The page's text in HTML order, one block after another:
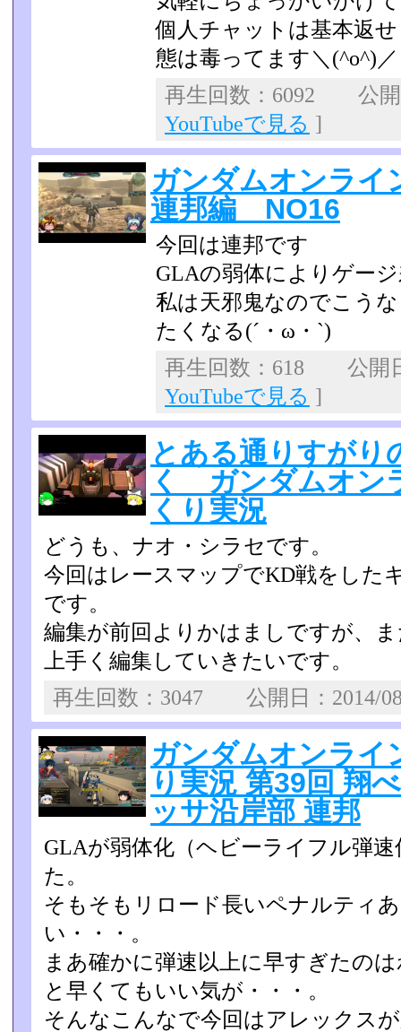
個人チャットは基本返
態は毒ってます＼(^o^)­／
再生回数：6092 公
YouTubeで見る ]
ガンダムオンラ
連邦編 NO16
今回は連邦です
GLAの弱体によりゲー
私は天邪鬼なのでこう
たくなる(´・ω・`)
再生回数：618 公開
YouTubeで見る ]
とある通りすがり
く ガンダムオン
くり実況
どうも、ナオ・シラセです。
今回はレースマップでKD戦をした
です。
編集が前回よりかはましですが、
上手く編集していきたいです。
再生回数：3047 公開日：
ガンダムオンライ
り実況 第39回 翔
ッサ沿岸部 連邦
GLAが弱体化（ヘビーライフル弾
た。
そもそもリロード長いペナルティ
い・・・。
まあ確かに弾速以上に早すぎたの
と早くてもいい気が・・・­。
そんなこんなで今回はアレックス